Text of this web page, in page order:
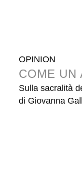
OPINION
COME UN
Sulla sacralità
di Giovanna